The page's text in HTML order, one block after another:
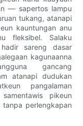
— sapertos lampu
tukang, atanapi
kauntungan anu
fleksibel. Salaku
sareng dasar
kagunaanna
gancang
atanapi dudukan
pangalaman
pikeun
perlengkapan